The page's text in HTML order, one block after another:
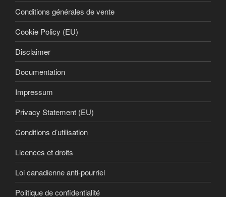
Conditions générales de vente
Cookie Policy (EU)
Disclaimer
Documentation
Impressum
Privacy Statement (EU)
Conditions d’utilisation
Licences et droits
Loi canadienne anti-pourriel
Politique de confidentialité